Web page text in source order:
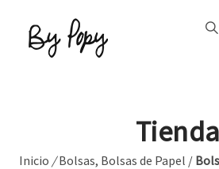
Tienda
Inicio /Bolsas, Bolsas de Papel /